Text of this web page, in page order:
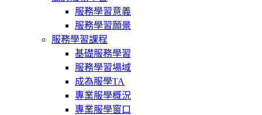
服務學習意義
服務學習願景
服務學習課程
基礎服務學習
服務學習場域
成為服學TA
專業服學概況
專業服學窗口